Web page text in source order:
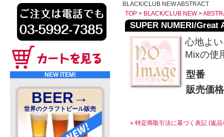
NEW ITEM!
BEER→
世界のクラフトビール販売
BLACK/CLUB NEW ABSTRACT
TOP > BLACK/CLUB NEW>
SUPER NUMERI/Great
心地よ
Mixの使
型番
販売価格
» 特定商取引法に基づく表記 (返品